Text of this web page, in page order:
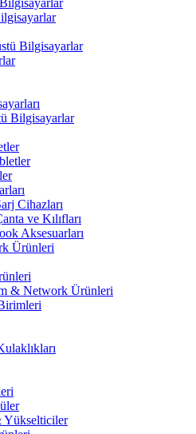
Bilgisayarlar
Bilgisayarlar
Cihazları
ve Kılıfları
Aksesuarları
Ürünleri
& Network Ürünleri
Yükselticiler